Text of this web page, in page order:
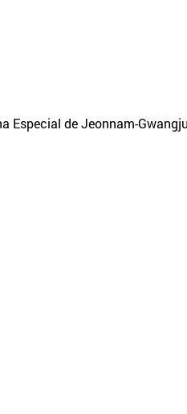
Especial de Jeonnam-Gwangju